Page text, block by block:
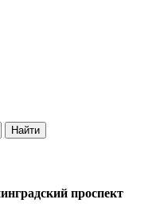
проспект